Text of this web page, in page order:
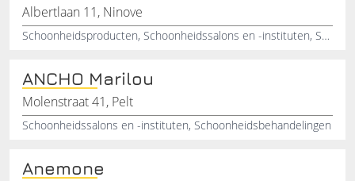
Albertlaan 11, Ninove
Schoonheidsproducten, Schoonheidssalons en -instituten, Schoonheidsinstituten
ANCHO Marilou
Molenstraat 41, Pelt
Schoonheidssalons en -instituten, Schoonheidsbehandelingen
Anemone